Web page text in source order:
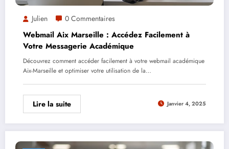
Julien 0 Commentaires
Webmail Aix Marseille : Accédez Facilement à
Votre Messagerie Académique
Découvrez comment accéder facilement à votre webmail académique
Aix-Marseille et optimiser votre utilisation de la…
Lire la suite Janvier 4, 2025